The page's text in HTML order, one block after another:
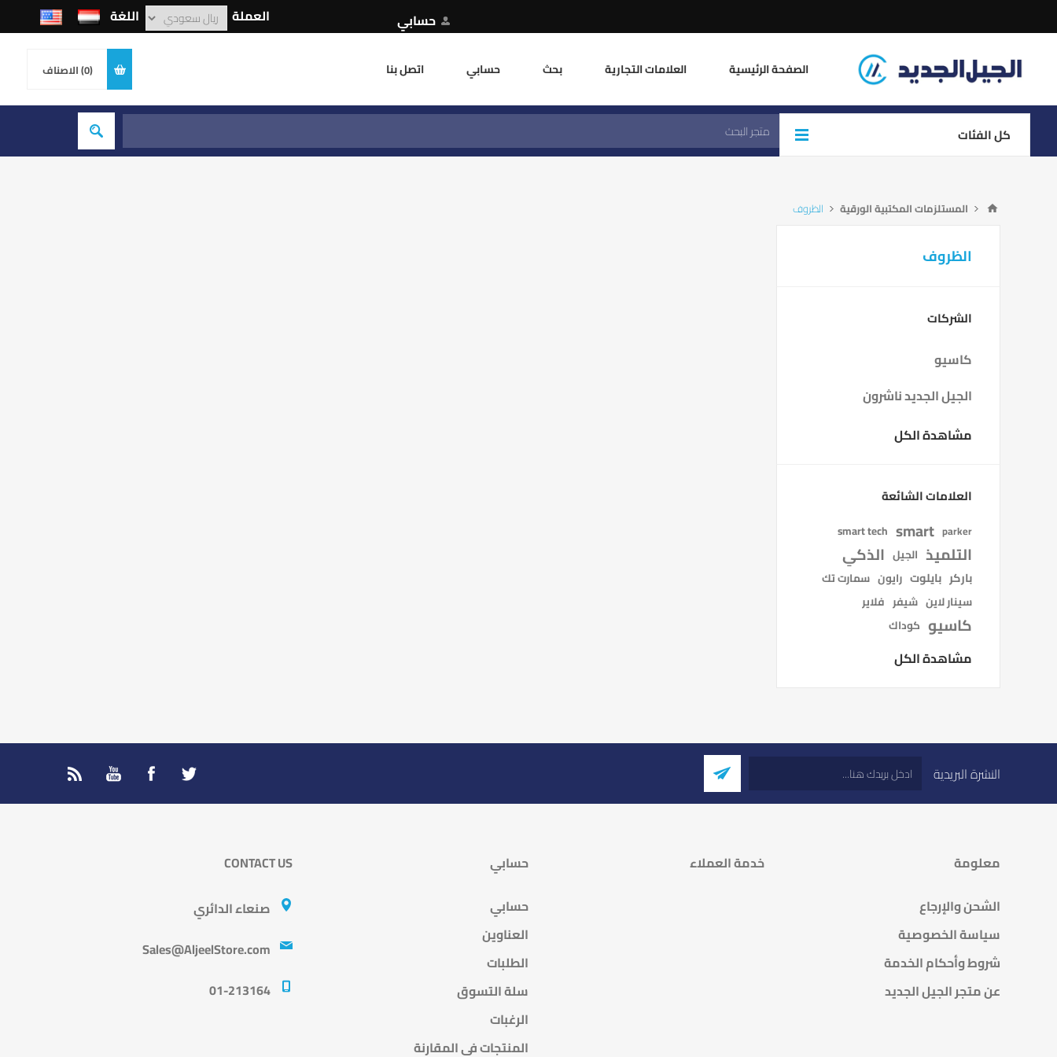
العملة اللغة حسابي
الصفحة الرئيسية العلامات التجارية بحث حسابي اتصل بنا (0) الاصناف
كل الفئات
المستلزمات المكتبية الورقية الظروف
الظروف
الشركات
كاسيو
الجيل الجديد ناشرون
مشاهدة الكل
العلامات الشائعة
parker
smart
smart tech
التلميذ الجيل الذكي
باركر بايلوت رايون سمارت تك
سينار لاين شيفر فلاير
كاسيو كوداك
مشاهدة الكل
النشرة البريدية
معلومة
الشحن والإرجاع
سياسة الخصوصية
شروط وأحكام الخدمة
عن متجر الجيل الجديد
خدمة العملاء
حسابي
حسابي
العناوين
الطلبات
سلة التسوق
الرغبات
المنتجات فى المقارنة
CONTACT US
صنعاء الدائري
Sales@AljeelStore.com
01-213164